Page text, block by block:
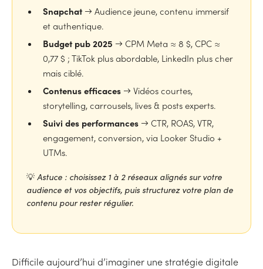
Snapchat→ Audience jeune, contenu immersif
et authentique.
Budget pub 2025 → CPM Meta ≈ 8 $, CPC ≈
0,77 $ ; TikTok plus abordable, LinkedIn plus cher
mais ciblé.
Contenus efficaces → Vidéos courtes,
storytelling, carrousels, lives & posts experts.
Suivi des performances → CTR, ROAS, VTR,
engagement, conversion, via Looker Studio +
UTMs.
💡 Astuce : choisissez 1 à 2 réseaux alignés sur votre
audience et vos objectifs, puis structurez votre plan de
contenu pour rester régulier.
Difficile aujourd’hui d’imaginer une stratégie digitale